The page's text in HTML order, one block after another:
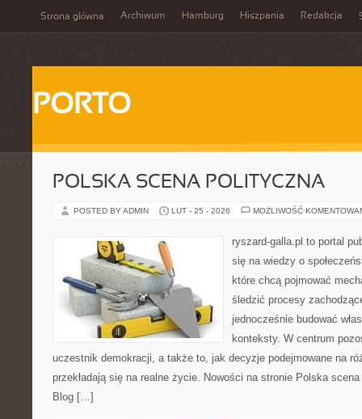
Strona główna Archiwum Hamburg Hiszpania Redakcja
PORTO
POLSKA SCENA POLITYCZNA
POSTED BY ADMIN LUT - 25 - 2026 MOŻLIWOŚĆ
ryszard-galla.pl to portal
się na wiedzy o
które chcą pojmować
śledzić procesy
jednocześnie budować
konteksty. W centrum
uczestnik demokracji, a także to, jak decyzje podejmowane na
przekładają się na realne życie. Nowości na stronie Polska
Blog […]